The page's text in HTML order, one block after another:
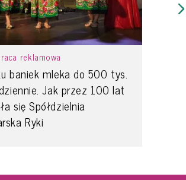
reklamowa
baniek mleka do 500 tys.
Jak przez 100 lat
się Spółdzielnia
Ryki